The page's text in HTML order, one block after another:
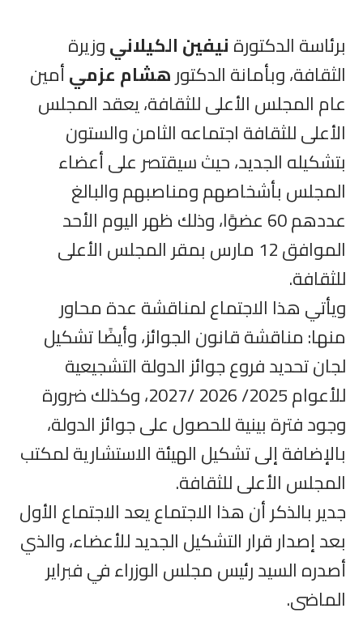
برئاسة الدكتورةنيفين الكيلانيوزيرة
الثقافة، وبأمانة الدكتورهشام عزميأمين
عام المجلس الأعلى للثقافة، يعقد المجلس
الأعلى للثقافة اجتماعه الثامن والستون
بتشكيله الجديد، حيث سيقتصر على أعضاء
المجلس بأشخاصهم ومناصبهم والبالغ
عددهم 60 عضوًا، وذلك ظهر اليوم الأحد
الموافق 12 مارس بمقر المجلس الأعلى
للثقافة.
ويأتي هذا الاجتماع لمناقشة عدة محاور
منها: مناقشة قانون الجوائز، وأيضًا تشكيل
لجان تحديد فروع جوائز الدولة التشجيعية
للأعوام 2025/ 2026 /2027، وكذلك ضرورة
وجود فترة بينية للحصول على جوائز الدولة،
بالإضافة إلى تشكيل الهيئة الاستشارية لمكتب
المجلس الأعلى للثقافة.
جدير بالذكر أن هذا الاجتماع يعد الاجتماع الأول
بعد إصدار قرار التشكيل الجديد للأعضاء، والذي
أصدره السيد رئيس مجلس الوزراء في فبراير
الماضى.